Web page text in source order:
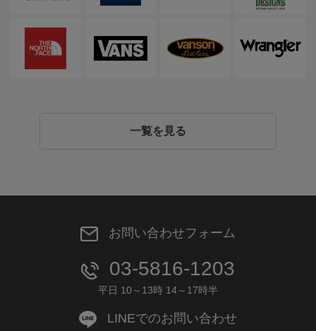
一覧を見る
お問い合わせフォーム
03-5816-1203
平日 10～13時 14～17時半
LINEでのお問い合わせ